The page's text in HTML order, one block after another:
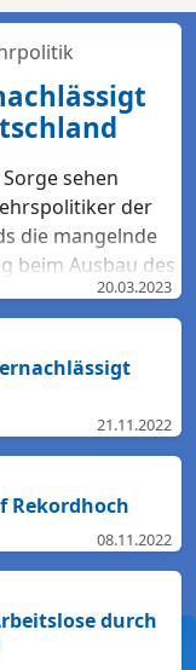
sehen
der
die mangelnde
beim Ausbau des
der DB Netz AG
ist in der
den Start des
20.03.2023
21.11.2022
Rekordhoch
08.11.2022
durch